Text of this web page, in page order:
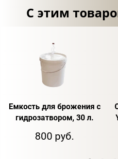
С этим
Емкость для брожения с
гидрозатвором, 30 л.
800 руб.